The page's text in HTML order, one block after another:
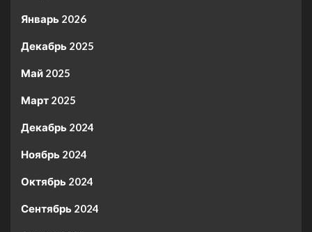
Январь 2026
Декабрь 2025
Май 2025
Март 2025
Декабрь 2024
Ноябрь 2024
Октябрь 2024
Сентябрь 2024